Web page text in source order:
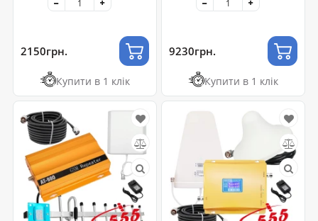
2150грн.
Купити в 1 клік
9230грн.
Купити в 1 клік